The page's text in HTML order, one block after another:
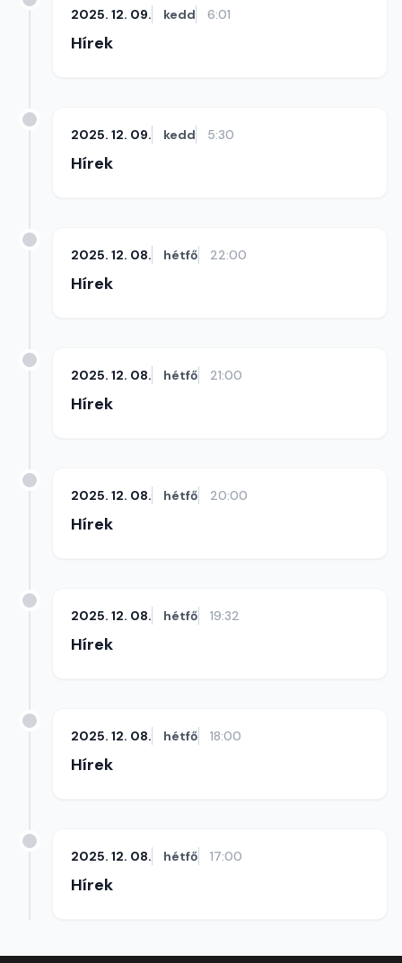
2025. 12. 09. kedd 6:01
Hírek
2025. 12. 09. kedd 5:30
Hírek
2025. 12. 08. hétfő 22:00
Hírek
2025. 12. 08. hétfő 21:00
Hírek
2025. 12. 08. hétfő 20:00
Hírek
2025. 12. 08. hétfő 19:32
Hírek
2025. 12. 08. hétfő 18:00
Hírek
2025. 12. 08. hétfő 17:00
Hírek